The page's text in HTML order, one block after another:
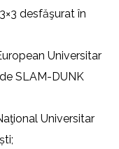
desfăşurat în
Universitar
SLAM-DUNK
Universitar